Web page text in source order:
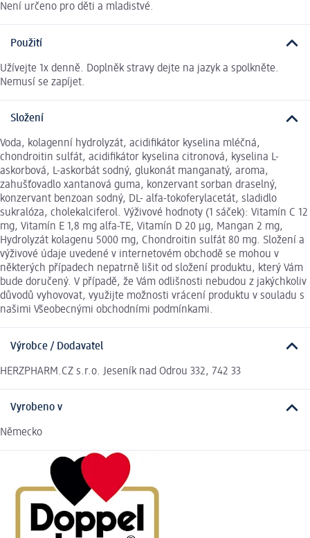
Není určeno pro děti a mladistvé.
Použití
Užívejte 1x denně. Doplněk stravy dejte na jazyk a spolkněte.
Nemusí se zapíjet.
Složení
Voda, kolagenní hydrolyzát, acidifikátor kyselina mléčná,
chondroitin sulfát, acidifikátor kyselina citronová, kyselina L-
askorbová, L-askorbát sodný, glukonát manganatý, aroma,
zahušťovadlo xantanová guma, konzervant sorban draselný,
konzervant benzoan sodný, DL- alfa-tokoferylacetát, sladidlo
sukralóza, cholekalciferol. Výživové hodnoty (1 sáček): Vitamín C 12
mg, Vitamín E 1,8 mg alfa-TE, Vitamín D 20 μg, Mangan 2 mg,
Hydrolyzát kolagenu 5000 mg, Chondroitin sulfát 80 mg. Složení a
výživové údaje uvedené v internetovém obchodě se mohou v
některých případech nepatrně lišit od složení produktu, který Vám
bude doručený. V případě, že Vám odlišnosti nebudou z jakýchkoliv
důvodů vyhovovat, využijte možnosti vrácení produktu v souladu s
našimi Všeobecnými obchodními podmínkami.
Výrobce / Dodavatel
HERZPHARM.CZ s.r.o. Jeseník nad Odrou 332, 742 33
Vyrobeno v
Německo